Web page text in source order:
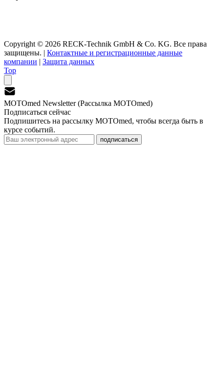
Copyright © 2026 RECK-Technik GmbH & Co. KG. Все права
защищены. | Контактные и регистрационные данные
компании | Защита данных
Top
MOTOmed Newsletter (Рассылка MOTOmed)
Подписаться сейчас
Подпишитесь на рассылку MOTOmed, чтобы всегда быть в
курсе событий.
подписаться